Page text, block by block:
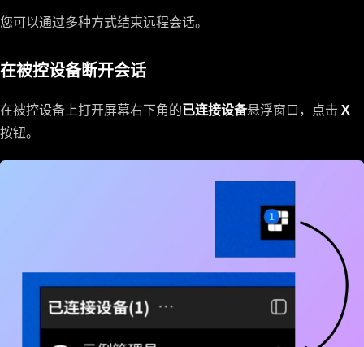
您可以通过多种方式结束远程会话。
在被控设备断开会话
在被控设备上打开屏幕右下角的已连接设备悬浮窗口，点击 X
按钮。